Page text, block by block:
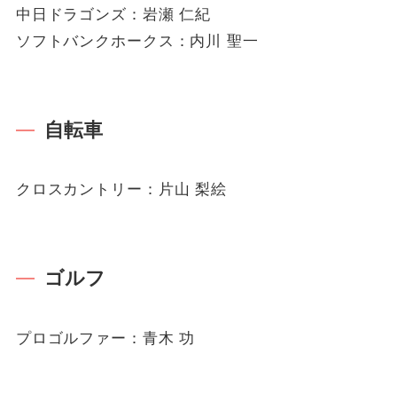
中日ドラゴンズ：岩瀬 仁紀
ソフトバンクホークス：内川 聖一
自転車
クロスカントリー：片山 梨絵
ゴルフ
プロゴルファー：青木 功